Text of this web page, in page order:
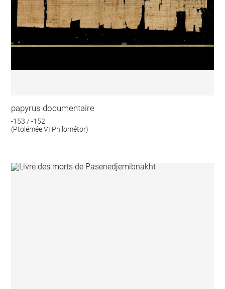
papyrus documentaire
-153 / -152
(Ptolémée VI Philométor)